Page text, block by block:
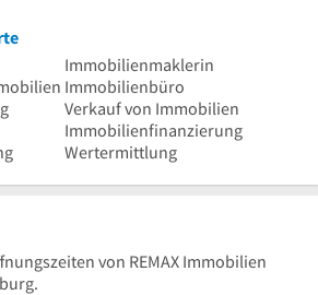
Immobilienmaklerin
Immobilienbüro
Verkauf von Immobilien
Immobilienfinanzierung
Wertermittlung
von REMAX Immobilien